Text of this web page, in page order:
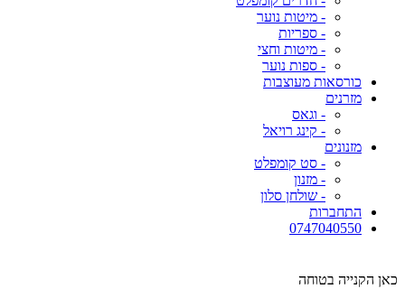
- מיטות נוער
- ספריות
- מיטות וחצי
- ספות נוער
כורסאות מעוצבות
מזרנים
- וגאס
- קינג רויאל
מזנונים
- סט קומפלט
- מזנון
- שולחן סלון
התחברות
0747040550
כאן הקנייה בטוחה